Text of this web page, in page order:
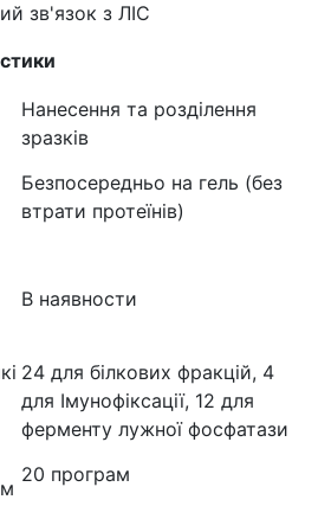
зв'язок з ЛІС
Нанесення та розділення
зразків
Безпосередньо на гель (без
втрати протеїнів)
В наявности
24 для білкових фракцій, 4
для Імунофіксації, 12 для
ферменту лужної фосфатази
20 програм